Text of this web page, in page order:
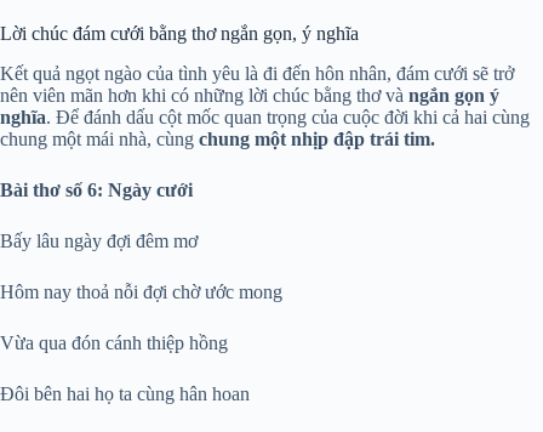
Lời chúc đám cưới bằng thơ ngắn gọn, ý nghĩa
Kết quả ngọt ngào của tình yêu là đi đến hôn nhân, đám cưới sẽ trở
nên viên mãn hơn khi có những lời chúc bằng thơ và ngắn gọn ý
nghĩa. Để đánh dấu cột mốc quan trọng của cuộc đời khi cả hai cùng
chung một mái nhà, cùng chung một nhịp đập trái tim.
Bài thơ số 6: Ngày cưới
Bấy lâu ngày đợi đêm mơ
Hôm nay thoả nỗi đợi chờ ước mong
Vừa qua đón cánh thiệp hồng
Đôi bên hai họ ta cùng hân hoan